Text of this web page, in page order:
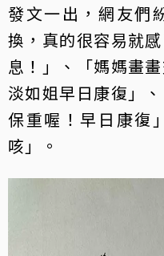
發文一出，網友們
換，真的很容易就
息！」、「媽媽畫
淡如姐早日康復」
保重喔！早日康復
咳」。